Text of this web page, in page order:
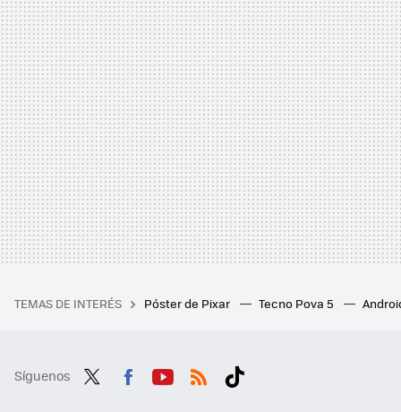
TEMAS DE INTERÉS Póster de Pixar Tecno Pova 5
Síguenos